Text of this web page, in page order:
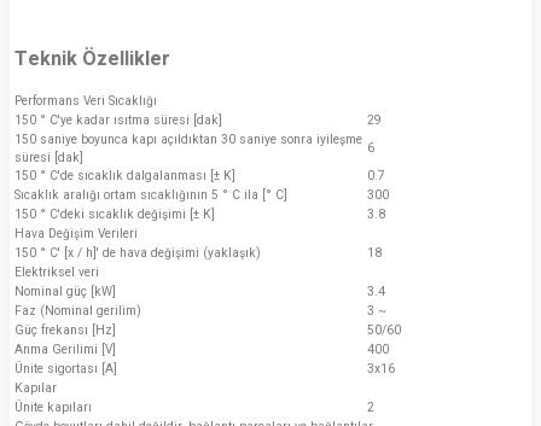
Teknik Özellikler
Performans Veri Sıcaklığı
150 ° C'ye kadar ısıtma süresi [dak]
29
150 saniye boyunca kapı açıldıktan 30 saniye sonra iyileşme
süresi [dak]
6
150 ° C'de sıcaklık dalgalanması [± K]
0.7
Sıcaklık aralığı ortam sıcaklığının 5 ° C ila [° C]
300
150 ° C'deki sıcaklık değişimi [± K]
3.8
Hava Değişim Verileri
150 ° C' [x / h]' de hava değişimi (yaklaşık)
18
Elektriksel veri
Nominal güç [kW]
3.4
Faz (Nominal gerilim)
3 ~
Güç frekansı [Hz]
50/60
Anma Gerilimi [V]
400
Ünite sigortası [A]
3x16
Kapılar
Ünite kapıları
2